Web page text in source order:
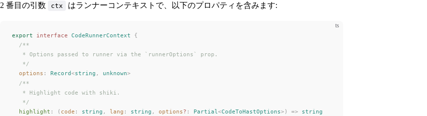
2 番目の引数 ctx はランナーコンテキストで、以下のプロパティを含みます:
ts
export interface CodeRunnerContext {
  /**
   * Options passed to runner via the `runnerOptions` prop.
   */
options : Record<string , unknown>
  /**
   * Highlight code with shiki.
   */
highlight : ( code : string , lang : string , options? : Partial<CodeToHastOptions>) => string